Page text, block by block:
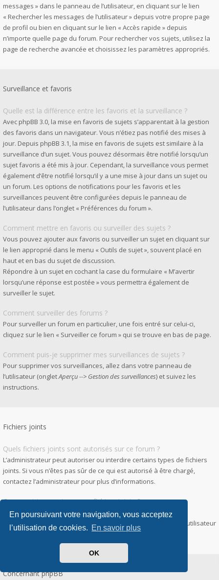
En poursuivant votre navigation, vous acceptez
l’utilisation de cookies. En savoir plus
OK
messages » dans le panneau de l’utilisateur, en cliquant sur le lien
« Rechercher les messages de l’utilisateur » depuis votre propre page
de profil ou bien en cliquant sur le lien « Accès rapide » depuis
n’importe quelle page du forum. Pour rechercher vos sujets, utilisez la
page de recherche avancée et choisissez les paramètres appropriés.
Surveillance et favoris
Quelle est la différence entre les favoris et la surveillance ?
Avec phpBB 3.0, la mise en favoris de sujets s’apparentait à la gestion
des favoris dans un navigateur. Vous n’étiez pas notifié des mises à
jour. Depuis phpBB 3.1, la mise en favoris de sujets est similaire à la
surveillance d’un sujet. Vous pouvez désormais être notifié lorsqu’un
sujet favoris a été mis à jour. Cependant, la surveillance vous permet
également d’être notifié lorsqu’il y a une mise à jour dans un sujet ou
un forum. Les options de notifications pour les favoris et les
surveillances peuvent être configurées depuis le panneau de
l’utilisateur dans l’onglet « Préférences du forum ».
Comment mettre en favoris ou surveiller des sujets ?
Vous pouvez ajouter aux favoris ou surveiller un sujet en cliquant sur
le lien approprié dans le menu « Outils de sujet », souvent placé en
haut et en bas du sujet de discussion.
Répondre à un sujet en cochant la case du formulaire « M’avertir
lorsqu’une réponse est postée » vous permettra également de
surveiller le sujet.
Comment surveiller des forums ?
Pour surveiller un forum en particulier, une fois entré sur celui-ci,
cliquez sur le lien « Surveiller ce forum » qui se trouve en bas de page.
Comment puis-je supprimer mes surveillances de sujets ?
Pour supprimer vos surveillances, allez dans votre panneau de
l’utilisateur (ongletAperçu --> Gestion des surveillances) et suivez les
instructions.
Fichiers joints
Quels fichiers joints sont autorisés sur ce forum ?
L’administrateur peut autoriser ou interdire certains types de fichiers
joints. Si vous n’êtes pas sûr de ce qui est autorisé à être chargé,
contactez l’administrateur pour plus d’informations.
Comment trouver tous mes fichiers joints ?
Pour accéder à la liste des fichiers que vous avez joints à vos
messages et messages privés, allez dans votre panneau de l’utilisateur
Concernant phpBB